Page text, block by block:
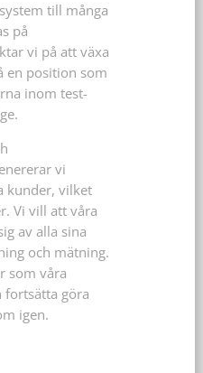
till många
på
vi på att växa
en position som
inom test-
vi
kunder, vilket
Vi vill att våra
av alla sina
och mätning.
som våra
fortsätta göra
igen.